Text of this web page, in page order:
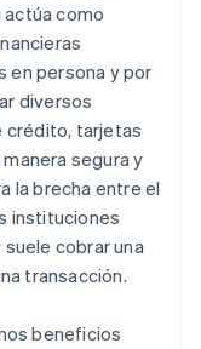
como
en persona y por
diversos
crédito, tarjetas
manera segura y
la brecha entre el
instituciones
cobrar una
transacción.
beneficios